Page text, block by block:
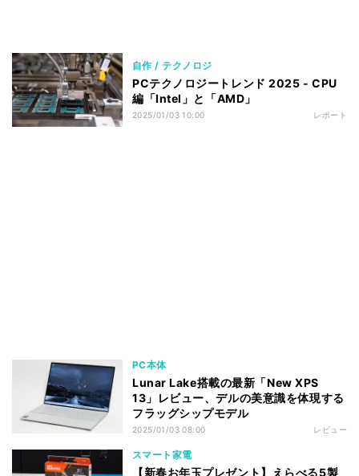
自作 / テクノロジ
PCテクノロジートレンド 2025 - CPU
編「Intel」と「AMD」
2025/01/03 10:00 レポート
PC本体
Lunar Lake搭載の最新「New XPS
13」レビュー、デルの美意識を体現する
フラッグシップモデル
2025/01/03 08:00 レビュー
スマート家電
【新春お年玉プレゼント】えらべる5製